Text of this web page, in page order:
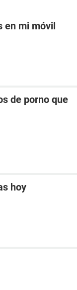
en mi móvil
de porno que
hoy